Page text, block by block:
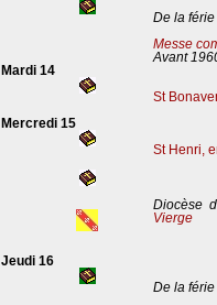
De la férie
Messe
Avant
Mardi 14
St
Mercredi 15
St Henri,
Diocèse
Vierge
Jeudi 16
De la férie